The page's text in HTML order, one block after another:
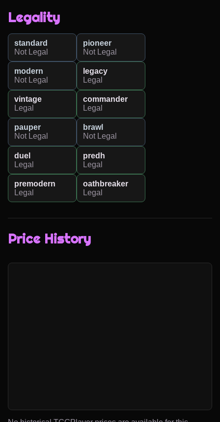
Legality
standard
Not Legal
pioneer
Not Legal
modern
Not Legal
legacy
Legal
vintage
Legal
commander
Legal
pauper
Not Legal
brawl
Not Legal
duel
Legal
predh
Legal
premodern
Legal
oathbreaker
Legal
Price History